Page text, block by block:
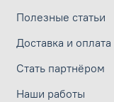
Полезные статьи
Доставка и оплата
Стать партнёром
Наши работы